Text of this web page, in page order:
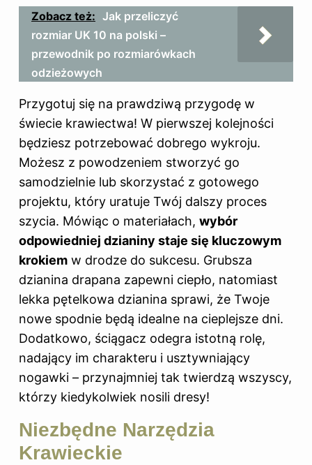
Zobacz też: Jak przeliczyć
rozmiar UK 10 na polski –
przewodnik po rozmiarówkach
odzieżowych
Przygotuj się na prawdziwą przygodę w
świecie krawiectwa! W pierwszej kolejności
będziesz potrzebować dobrego wykroju.
Możesz z powodzeniem stworzyć go
samodzielnie lub skorzystać z gotowego
projektu, który uratuje Twój dalszy proces
szycia. Mówiąc o materiałach, wybór
odpowiedniej dzianiny staje się kluczowym
krokiem w drodze do sukcesu. Grubsza
dzianina drapana zapewni ciepło, natomiast
lekka pętelkowa dzianina sprawi, że Twoje
nowe spodnie będą idealne na cieplejsze dni.
Dodatkowo, ściągacz odegra istotną rolę,
nadający im charakteru i usztywniający
nogawki – przynajmniej tak twierdzą wszyscy,
którzy kiedykolwiek nosili dresy!
Niezbędne Narzędzia
Krawieckie